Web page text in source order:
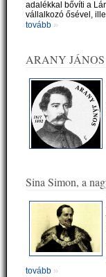
adalékkal bővíti a
vállalkozó ősével,
tovább »
ARANY
Sina Simon, a
tovább »